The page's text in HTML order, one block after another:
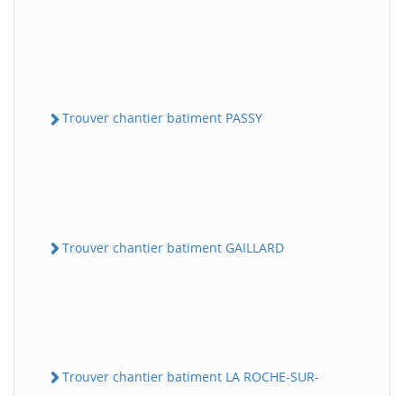
Trouver chantier batiment PASSY
Trouver chantier batiment GAILLARD
Trouver chantier batiment LA ROCHE-SUR-